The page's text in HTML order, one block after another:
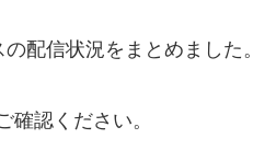
配信状況をまとめました。
認ください。